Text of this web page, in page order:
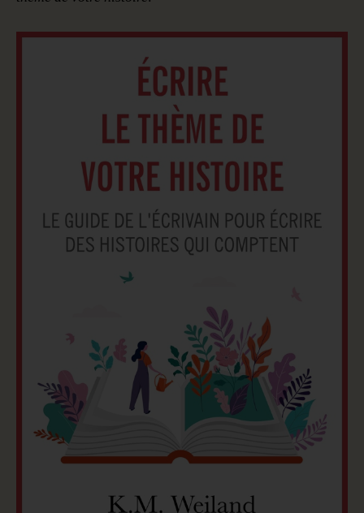
votre